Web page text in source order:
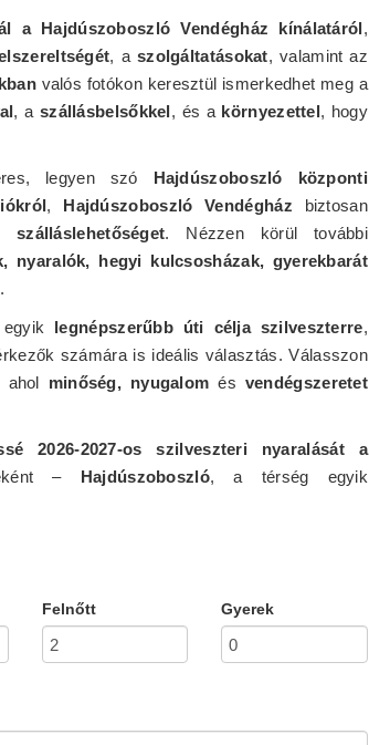
a Hajdúszoboszló Vendégház kínálatáról,
, a szolgáltatásokat, valamint az
valós fotókon keresztül ismerkedhet meg a
, a szállásbelsőkkel, és a környezettel, hogy
legyen szó Hajdúszoboszló központi
, Hajdúszoboszló Vendégház biztosan
. Nézzen körül további
nyaralók, hegyi kulcsosházak, gyerekbarát
legnépszerűbb úti célja szilveszterre,
számára is ideális választás. Válasszon
ahol minőség, nyugalom és vendégszeretet
2026-2027-os szilveszteri nyaralását a
– Hajdúszoboszló, a térség egyik
Felnőtt Gyerek